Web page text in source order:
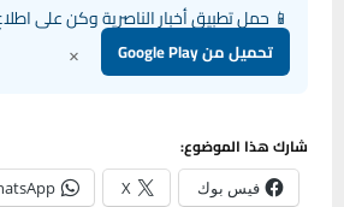
📱 حمل تطبيق أخبار الناصرية وكن على
تحميل من Google Play ×
شارك هذا الموضوع:
فيس بوك X